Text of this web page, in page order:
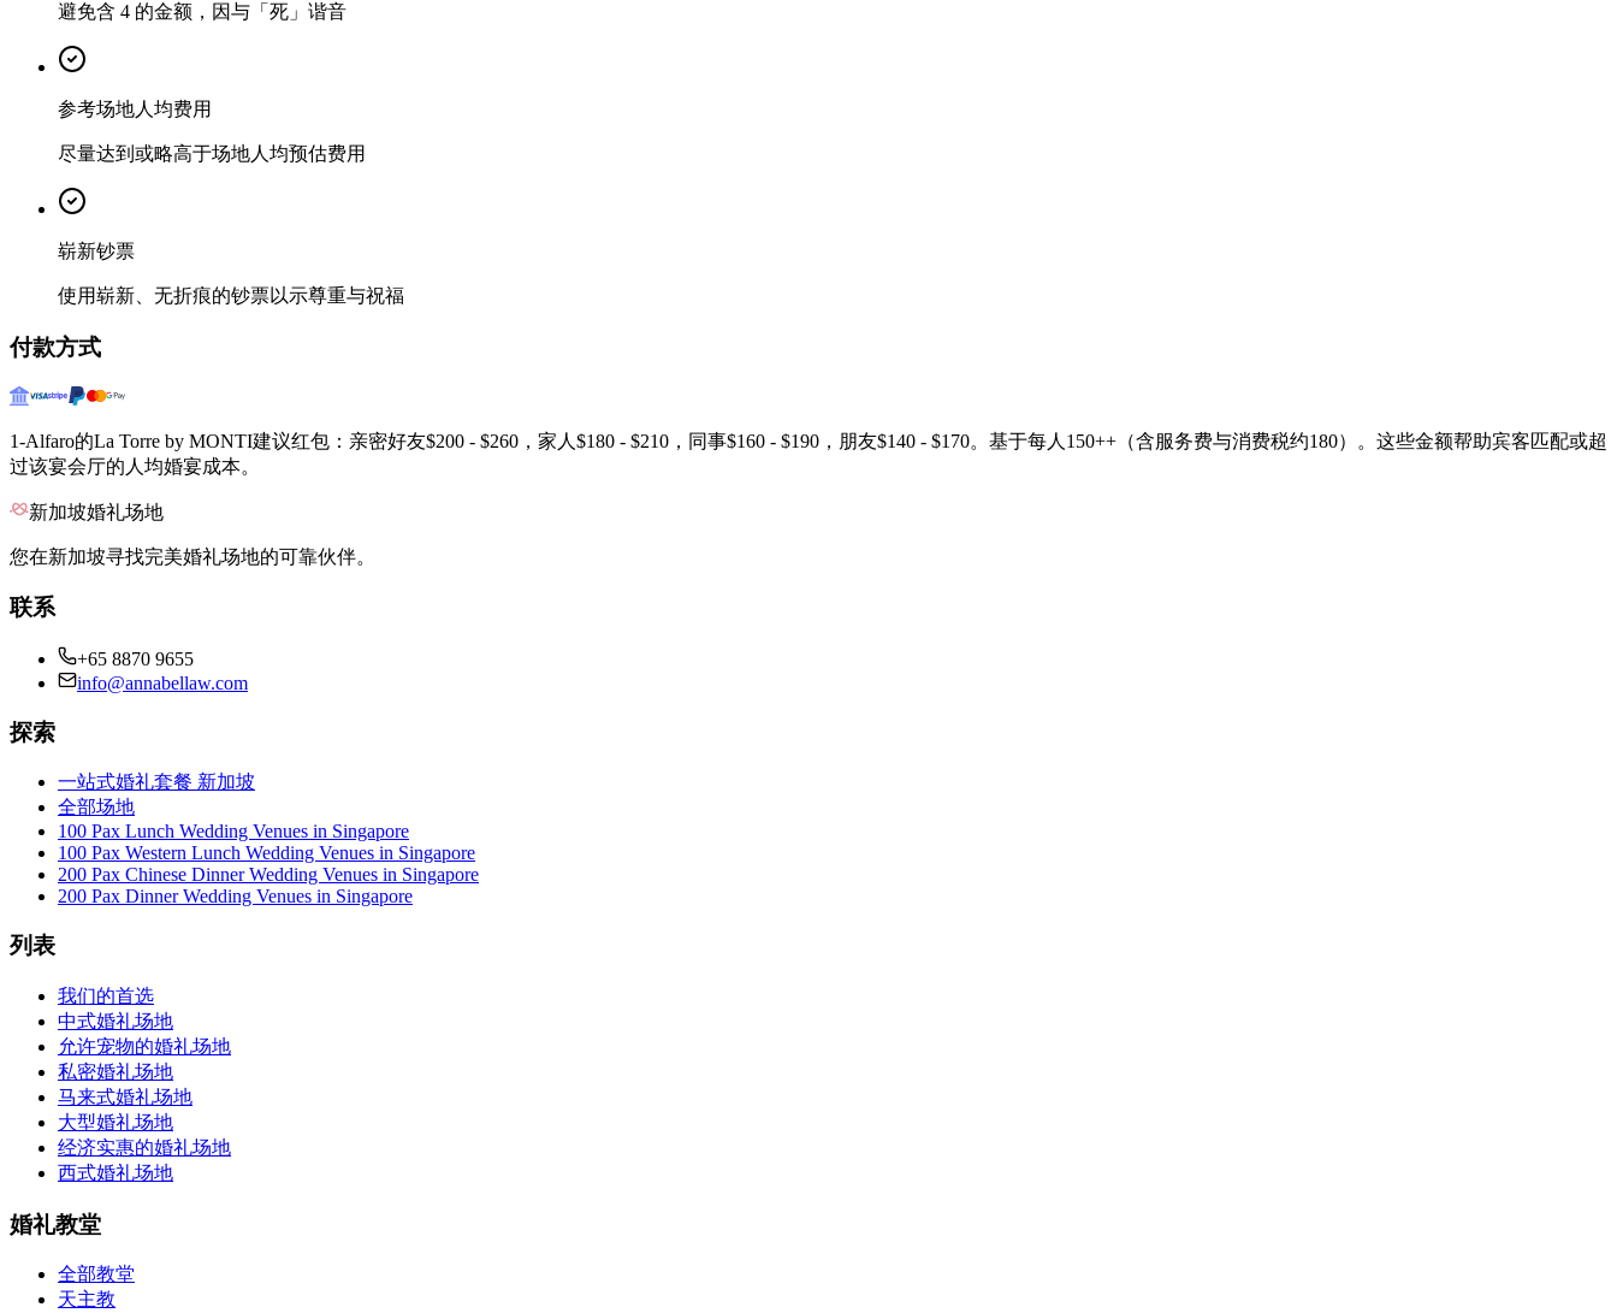
避免含 4 的金额，因与「死」谐音
参考场地人均费用
尽量达到或略高于场地人均预估费用
崭新钞票
使用崭新、无折痕的钞票以示尊重与祝福
付款方式
1-Alfaro的La Torre by MONTI建议红包：亲密好友$200 - $260，家人$180 - $210，同事$160 - $190，朋友$140 - $170。基于每人150++（含服务费与消费税约180）。这些金额帮助宾客匹配或超
过该宴会厅的人均婚宴成本。
新加坡婚礼场地
您在新加坡寻找完美婚礼场地的可靠伙伴。
联系
+65 8870 9655
info@annabellaw.com
探索
一站式婚礼套餐 新加坡
全部场地
100 Pax Lunch Wedding Venues in Singapore
100 Pax Western Lunch Wedding Venues in Singapore
200 Pax Chinese Dinner Wedding Venues in Singapore
200 Pax Dinner Wedding Venues in Singapore
列表
我们的首选
中式婚礼场地
允许宠物的婚礼场地
私密婚礼场地
马来式婚礼场地
大型婚礼场地
经济实惠的婚礼场地
西式婚礼场地
婚礼教堂
全部教堂
天主教